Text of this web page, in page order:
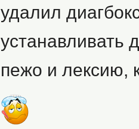
удалил
устанавливать
пежо и лексию,